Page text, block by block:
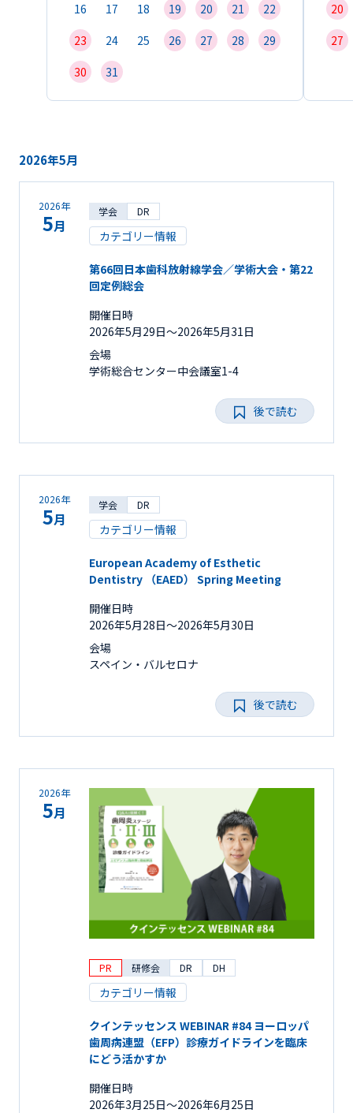
16
17 18 19 20 21
22
23
24 25 26 27 28
29
30
31
20
27
2026年5月
2026年
5月
学会 DR
カテゴリー情報
第66回日本歯科放射線学会／学術大会・第22
回定例総会
開催日時
2026年5月29日〜2026年5月31日
会場
学術総合センター中会議室1-4
後で読む
2026年
5月
学会 DR
カテゴリー情報
European Academy of Esthetic
Dentistry （EAED） Spring Meeting
開催日時
2026年5月28日〜2026年5月30日
会場
スペイン・バルセロナ
後で読む
2026年
5月
PR 研修会 DR DH
カテゴリー情報
クインテッセンス WEBINAR #84 ヨーロッパ
歯周病連盟（EFP）診療ガイドラインを臨床
にどう活かすか
開催日時
2026年3月25日〜2026年6月25日